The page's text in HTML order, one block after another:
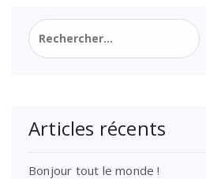
Rechercher :
Articles récents
Bonjour tout le monde !